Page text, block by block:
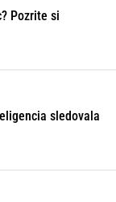
Pozrite si
sledovala